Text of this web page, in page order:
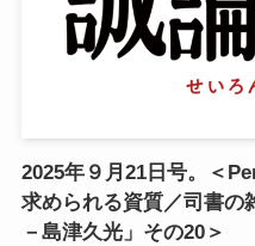
2025年９月21日号。＜
求められる資質／司書の
－島津久光」その20＞